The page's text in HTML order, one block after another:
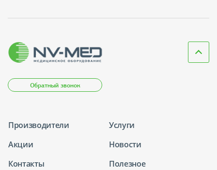
Обратный звонок
Производители
Услуги
Акции
Новости
Контакты
Полезное